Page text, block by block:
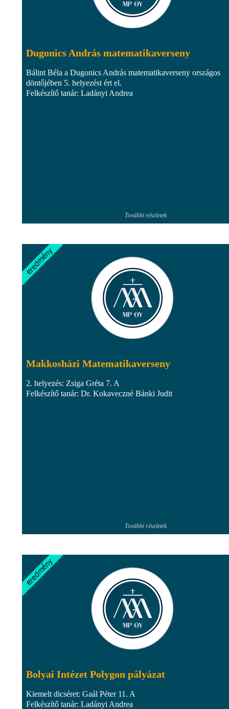
Dugonics András matematikaverseny
Bálint Béla a Dugonics András matematikaverseny országos
döntőjében 5. helyezést ért el.
Felkészítő tanár: Ladányi Andrea
További részletek
Makkosházi Matematikaverseny
2. helyezés: Zsiga Gréta 7. A
Felkészítő tanár: Dr. Kokaveczné Bánki Judit
További részletek
Bolyai Intézet Polygon pályázat
Kiemelt dicséret: Gaál Péter 11. A
Felkészítő tanár: Ladányi Andrea